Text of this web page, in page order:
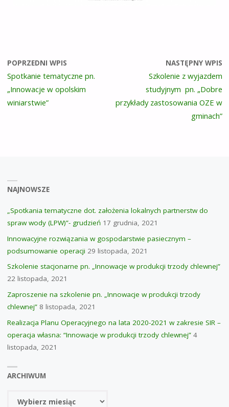
POPRZEDNI WPIS
Spotkanie tematyczne pn.
„Innowacje w opolskim
winiarstwie”
NASTĘPNY WPIS
Szkolenie z wyjazdem
studyjnym pn. „Dobre
przykłady zastosowania OZE w
gminach”
NAJNOWSZE
„Spotkania tematyczne dot. założenia lokalnych partnerstw do
spraw wody (LPW)”- grudzień 17 grudnia, 2021
Innowacyjne rozwiązania w gospodarstwie pasiecznym –
podsumowanie operacji 29 listopada, 2021
Szkolenie stacjonarne pn. „Innowacje w produkcji trzody chlewnej”
22 listopada, 2021
Zaproszenie na szkolenie pn. „Innowacje w produkcji trzody
chlewnej” 8 listopada, 2021
Realizacja Planu Operacyjnego na lata 2020-2021 w zakresie SIR –
operacja własna: “Innowacje w produkcji trzody chlewnej” 4
listopada, 2021
ARCHIWUM